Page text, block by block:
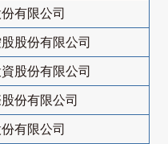
有限公司
股份有限公司
股份有限公司
份有限公司
有限公司